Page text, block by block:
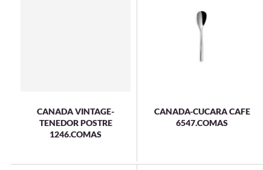
CANADA VINTAGE-
TENEDOR POSTRE
1246.COMAS
CANADA-CUCARA CAFE
6547.COMAS